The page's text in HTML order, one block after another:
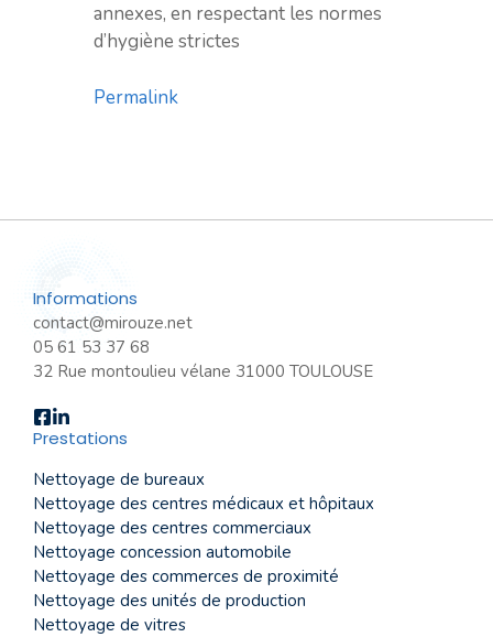
annexes, en respectant les normes
d’hygiène strictes
Permalink
Informations
contact@mirouze.net
05 61 53 37 68
32 Rue montoulieu vélane 31000 TOULOUSE
Prestations
Nettoyage de bureaux
Nettoyage des centres médicaux et hôpitaux
Nettoyage des centres commerciaux
Nettoyage concession automobile
Nettoyage des commerces de proximité
Nettoyage des unités de production
Nettoyage de vitres